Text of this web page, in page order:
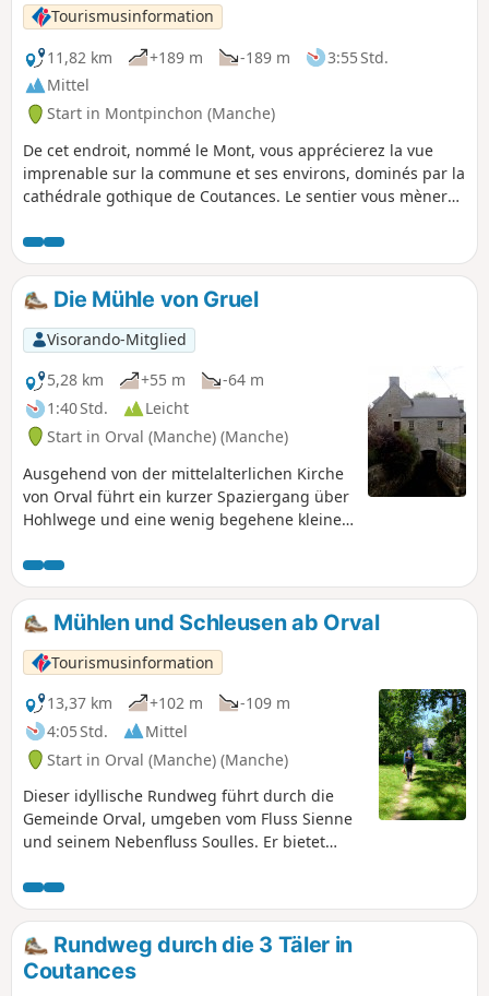
Tourismusinformation
11,82 km
+189 m -189 m
3:55 Std.
Mittel
Start in Montpinchon (Manche)
De cet endroit, nommé le Mont, vous apprécierez la vue
imprenable sur la commune et ses environs, dominés par la
cathédrale gothique de Coutances. Le sentier vous mènera
Culturel International. Toutes les cultures s'y rencontrent
chaque année lors de colloques très prisés.
Die Mühle von Gruel
Visorando-Mitglied
5,28 km
+55 m
-64 m
1:40 Std.
Leicht
Start in Orval (Manche) (Manche)
Ausgehend von der mittelalterlichen Kirche
von Orval führt ein kurzer Spaziergang über
Hohlwege und eine wenig begehene kleine
Soulles.
Mühlen und Schleusen ab Orval
Tourismusinformation
13,37 km
+102 m
-109 m
4:05 Std.
Mittel
Start in Orval (Manche) (Manche)
Dieser idyllische Rundweg führt durch die
Gemeinde Orval, umgeben vom Fluss Sienne
und seinem Nebenfluss Soulles. Er bietet
und die Stadt Coutances und ermöglicht es
Ihnen, eine unberührte und artenreiche
Natur zu entdecken.
Rundweg durch die 3 Täler in
Coutances